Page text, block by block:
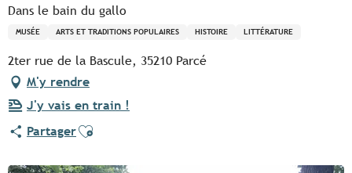
Dans le bain du gallo
MUSÉE ARTS ET TRADITIONS POPULAIRES HISTOIRE LITTÉRATURE
2ter rue de la Bascule, 35210 Parcé
M'y rendre
J'y vais en train !
PartagerAjouter aux favoris